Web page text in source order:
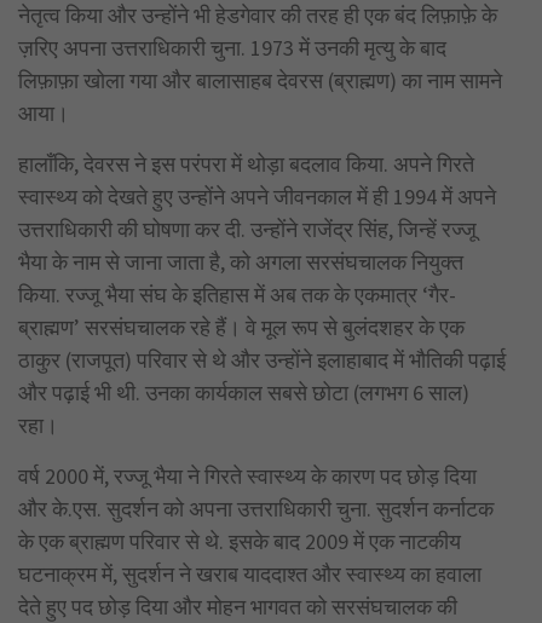
नेतृत्व किया और उन्होंने भी हेडगेवार की तरह ही एक बंद लिफ़ाफ़े के
ज़रिए अपना उत्तराधिकारी चुना. 1973 में उनकी मृत्यु के बाद
लिफ़ाफ़ा खोला गया और बालासाहब देवरस (ब्राह्मण) का नाम सामने
आया।
हालाँकि, देवरस ने इस परंपरा में थोड़ा बदलाव किया. अपने गिरते
स्वास्थ्य को देखते हुए उन्होंने अपने जीवनकाल में ही 1994 में अपने
उत्तराधिकारी की घोषणा कर दी. उन्होंने राजेंद्र सिंह, जिन्हें रज्जू
भैया के नाम से जाना जाता है, को अगला सरसंघचालक नियुक्त
किया. रज्जू भैया संघ के इतिहास में अब तक के एकमात्र ‘गैर-
ब्राह्मण’ सरसंघचालक रहे हैं। वे मूल रूप से बुलंदशहर के एक
ठाकुर (राजपूत) परिवार से थे और उन्होंने इलाहाबाद में भौतिकी पढ़ाई
और पढ़ाई भी थी. उनका कार्यकाल सबसे छोटा (लगभग 6 साल)
रहा।
वर्ष 2000 में, रज्जू भैया ने गिरते स्वास्थ्य के कारण पद छोड़ दिया
और के.एस. सुदर्शन को अपना उत्तराधिकारी चुना. सुदर्शन कर्नाटक
के एक ब्राह्मण परिवार से थे. इसके बाद 2009 में एक नाटकीय
घटनाक्रम में, सुदर्शन ने खराब याददाश्त और स्वास्थ्य का हवाला
देते हुए पद छोड़ दिया और मोहन भागवत को सरसंघचालक की